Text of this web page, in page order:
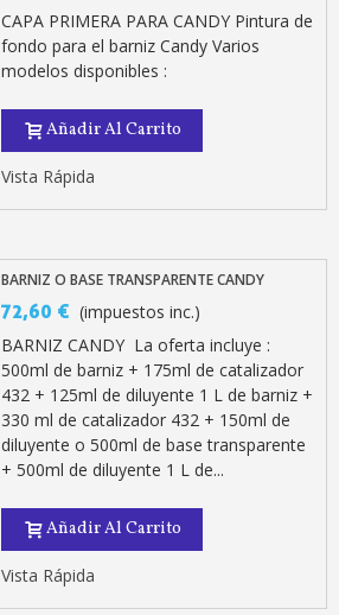
CAPA PRIMERA PARA CANDY Pintura de
fondo para el barniz Candy Varios
modelos disponibles :
Añadir Al Carrito
Vista Rápida
BARNIZ O BASE TRANSPARENTE CANDY
72,60 € (impuestos inc.)
BARNIZ CANDY La oferta incluye :
500ml de barniz + 175ml de catalizador
432 + 125ml de diluyente 1 L de barniz +
330 ml de catalizador 432 + 150ml de
diluyente o 500ml de base transparente
+ 500ml de diluyente 1 L de...
Añadir Al Carrito
Vista Rápida